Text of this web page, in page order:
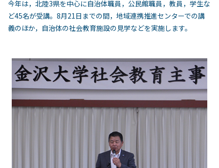
今年は，北陸3県を中心に自治体職員，公民館職員，教員，学生な
ど45名が受講。8月21日までの間，地域連携推進センターでの講
義のほか，自治体の社会教育施設の見学などを実施します。